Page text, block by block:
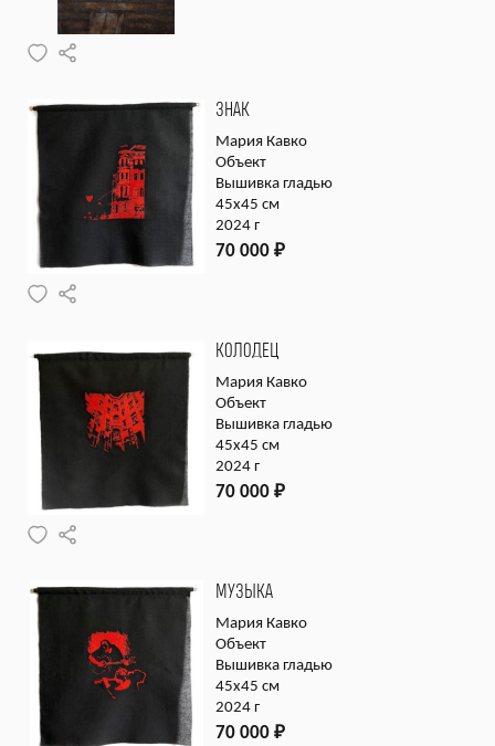
ЗНАК
Мария Кавко
Объект
Вышивка гладью
45х45 см
2024 г
70 000 ₽
КОЛОДЕЦ
Мария Кавко
Объект
Вышивка гладью
45х45 см
2024 г
70 000 ₽
МУЗЫКА
Мария Кавко
Объект
Вышивка гладью
45х45 см
2024 г
70 000 ₽